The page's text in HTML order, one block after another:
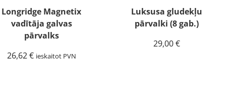
Longridge Magnetix
vadītāja galvas
pārvalks
26,62€ ieskaitot PVN
Luksusa gludekļu
pārvalki (8 gab.)
29,00€